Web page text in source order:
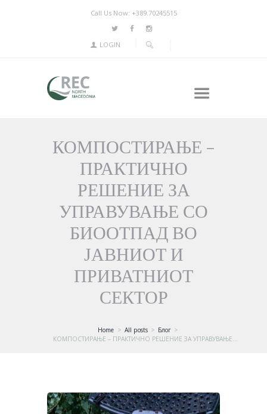
Call Us Now: +389.70245515
LOGIN
КОМПОСТИРАЊЕ –
ПРАКТИЧНО
РЕШЕНИЕ ЗА
УПРАВУВАЊЕ СО
БИООТПАД ВО
ЈАВНИОТ И
ПРИВАТНИОТ
СЕКТОР
Home All posts
Блог
КОМПОСТИРАЊЕ – ПРАКТИЧНО РЕШЕНИЕ ЗА УПРАВУВАЊЕ...